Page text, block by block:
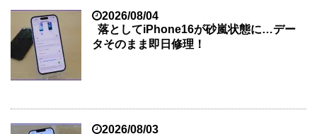
2026/08/04
落としてiPhone16が砂嵐状態に…デー
タそのまま即日修理！
2026/08/03